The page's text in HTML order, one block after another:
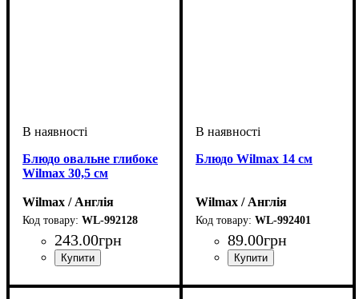
Блюдо овальне глибоке
Wilmax 30,5 см
Wilmax / Англія
WL-992128
243.00грн
Блюдо Wilmax 14 см
Wilmax / Англія
WL-992401
89.00грн